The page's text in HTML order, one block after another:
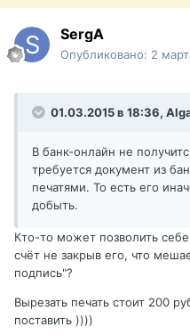
SergA
Опубликовано: 2
01.03.2015 в 18:36,
В банк-онлайн не
требуется документ из
печатями. То есть его
добыть.
Кто-то может позволить
счёт не закрыв его, что
подпись"?
Вырезать печать стоит 200
поставить ))))